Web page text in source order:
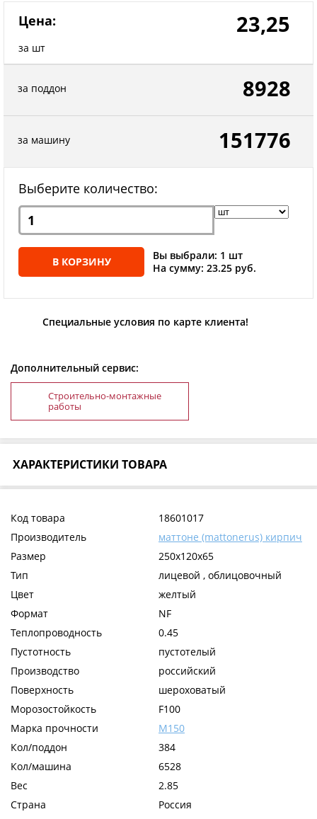
Цена:
за шт
23,25
за поддон 8928
за машину 151776
Выберите количество:
В КОРЗИНУ
Вы выбрали: 1 шт
На сумму: 23.25 руб.
Специальные условия по карте клиента!
Дополнительный сервис:
Строительно-монтажные
работы
ХАРАКТЕРИСТИКИ ТОВАРА
Код товара
18601017
Производитель
маттоне (mattonerus) кирпич
Размер
250x120x65
Тип
лицевой , облицовочный
Цвет
желтый
Формат
NF
Теплопроводность
0.45
Пустотность
пустотелый
Производство
российский
Поверхность
шероховатый
Морозостойкость
F100
Марка прочности
М150
Кол/поддон
384
Кол/машина
6528
Вес
2.85
Страна
Россия